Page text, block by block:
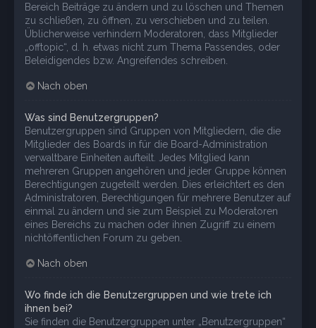
Bereich Beiträge zu ändern und zu löschen und Themen
zu schließen, zu öffnen, zu verschieben und zu teilen.
Üblicherweise verhindern Moderatoren, dass Mitglieder
„offtopic“, d. h. etwas nicht zum Thema Passendes, oder
Beleidigendes bzw. Angreifendes schreiben.
Nach oben
Was sind Benutzergruppen?
Benutzergruppen sind Gruppen von Mitgliedern, die die
Mitglieder des Boards in für die Board-Administration
verwaltbare Einheiten aufteilt. Jedes Mitglied kann
mehreren Gruppen angehören und jeder Gruppe können
Berechtigungen zugeteilt werden. Dies erleichtert es den
Administratoren, Berechtigungen für mehrere Benutzer auf
einmal zu ändern und sie zum Beispiel zu Moderatoren
eines Bereichs zu machen oder ihnen Zugriff zu einem
nichtöffentlichen Forum zu geben.
Nach oben
Wo finde ich die Benutzergruppen und wie trete ich
ihnen bei?
Sie finden die Benutzergruppen unter „Benutzergruppen“